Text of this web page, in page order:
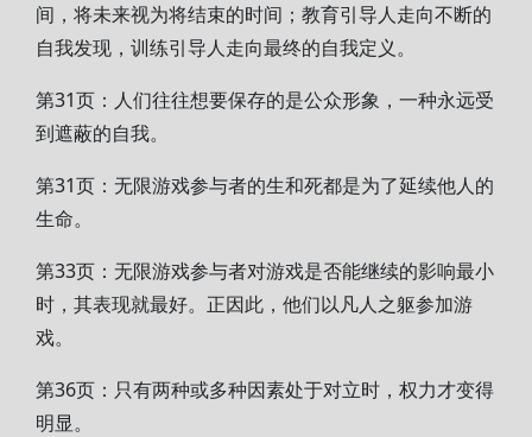
间，将未来视为将结束的时间；教育引导人走向不断的
自我发现，训练引导人走向最终的自我定义。
第31页：人们往往想要保存的是公众形象，一种永远受
到遮蔽的自我。
第31页：无限游戏参与者的生和死都是为了延续他人的
生命。
第33页：无限游戏参与者对游戏是否能继续的影响最小
时，其表现就最好。正因此，他们以凡人之躯参加游
戏。
第36页：只有两种或多种因素处于对立时，权力才变得
明显。